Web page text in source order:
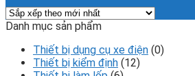
Danh mục sản phẩm
Thiết bị dụng cụ xe điện (0)
Thiết bị kiểm định (12)